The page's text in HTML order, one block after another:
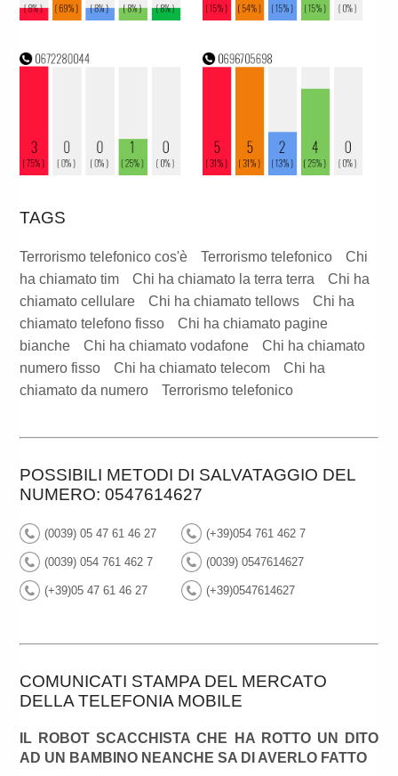
TAGS
Terrorismo telefonico cos'è Terrorismo telefonico
Chi
ha chiamato tim
Chi ha chiamato la terra terra
Chi ha
chiamato cellulare
Chi ha chiamato tellows
Chi ha
chiamato telefono fisso
Chi ha chiamato pagine
bianche
Chi ha chiamato vodafone
Chi ha chiamato
numero fisso
Chi ha chiamato telecom
Chi ha
chiamato da numero
Terrorismo telefonico
POSSIBILI METODI DI SALVATAGGIO DEL
NUMERO: 0547614627
(0039) 05 47 61 46 27 (+39)054 761 462 7
(0039) 054 761 462 7 (0039) 0547614627
(+39)05 47 61 46 27 (+39)0547614627
COMUNICATI STAMPA DEL MERCATO
DELLA TELEFONIA MOBILE
IL ROBOT SCACCHISTA CHE HA ROTTO UN DITO
AD UN BAMBINO NEANCHE SA DI AVERLO FATTO